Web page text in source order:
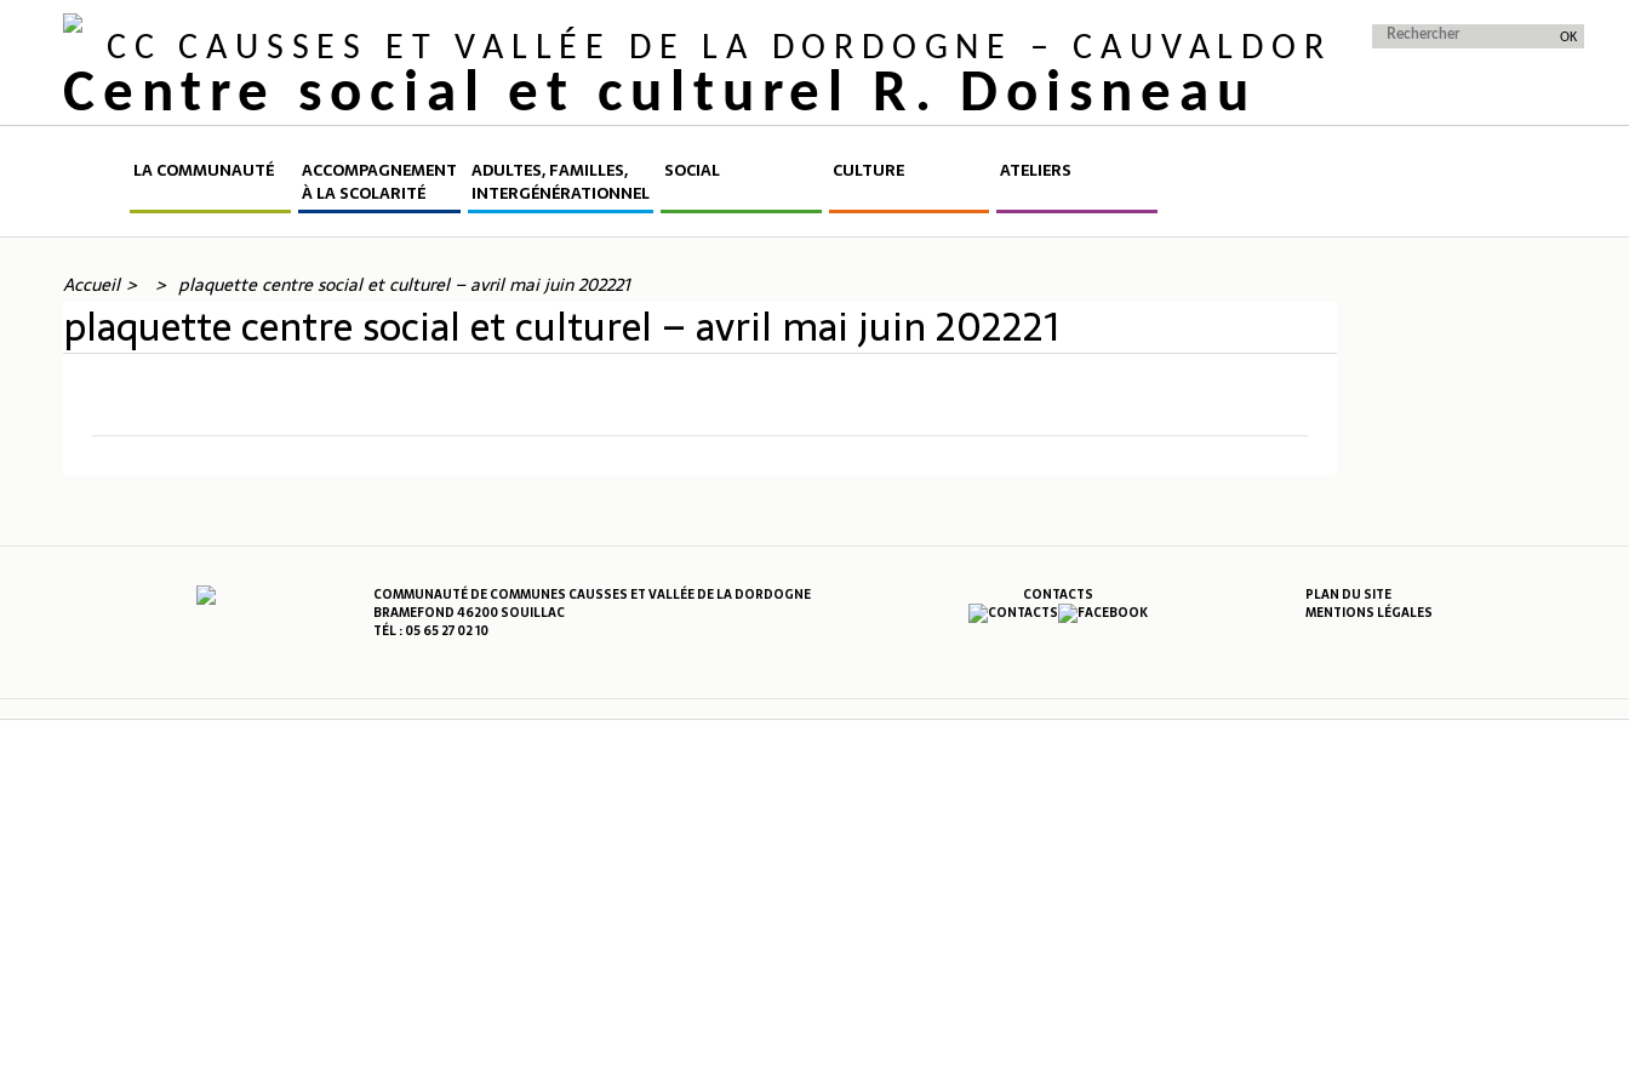
CC CAUSSES ET VALLÉE DE LA DORDOGNE – CAUVALDOR
Centre social et culturel R. Doisneau
LA COMMUNAUTÉ
ACCOMPAGNEMENT
À LA SCOLARITÉ
ADULTES, FAMILLES,
INTERGÉNÉRATIONNEL
SOCIAL CULTURE ATELIERS
Accueil plaquette centre social et culturel – avril mai juin 202221
plaquette centre social et culturel – avril mai juin 202221
COMMUNAUTÉ DE COMMUNES CAUSSES ET VALLÉE DE LA DORDOGNE
BRAMEFOND 46200 SOUILLAC
TÉL : 05 65 27 02 10
CONTACTS
PLAN DU SITE
MENTIONS LÉGALES